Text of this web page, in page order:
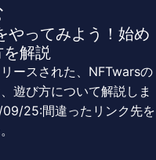
やってみよう！始め
解説
ースされた、NFTwarsの
遊び方について解説しま
25:間違ったリンク先を